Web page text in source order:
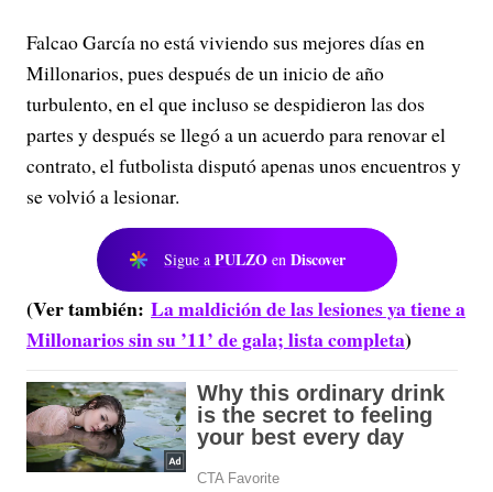
Falcao García no está viviendo sus mejores días en
Millonarios, pues después de un inicio de año
turbulento, en el que incluso se despidieron las dos
partes y después se llegó a un acuerdo para renovar el
contrato, el futbolista disputó apenas unos encuentros y
se volvió a lesionar.
Sigue a PULZO en Discover
(Ver también: La maldición de las lesiones ya tiene a
Millonarios sin su ’11’ de gala; lista completa)